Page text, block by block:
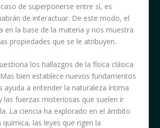
de superponerse entre sí, es
de interactuar. De este modo, el
en la base de la materia y nos muestra
propiedades que se le atribuyen.
los hallazgos de la física clásica
bien establece nuevos fundamentos
ayuda a entender la naturaleza íntima
las fuerzas misteriosas que suelen ir
La ciencia ha explorado en el ámbito
química, las leyes que rigen la